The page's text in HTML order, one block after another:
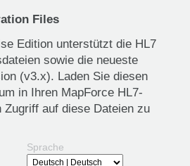
Files
Edition unterstützt die HL7
sowie die neueste
(v3.x). Laden Sie diesen
in Ihren MapForce HL7-
Zugriff auf diese Dateien zu
Sprache